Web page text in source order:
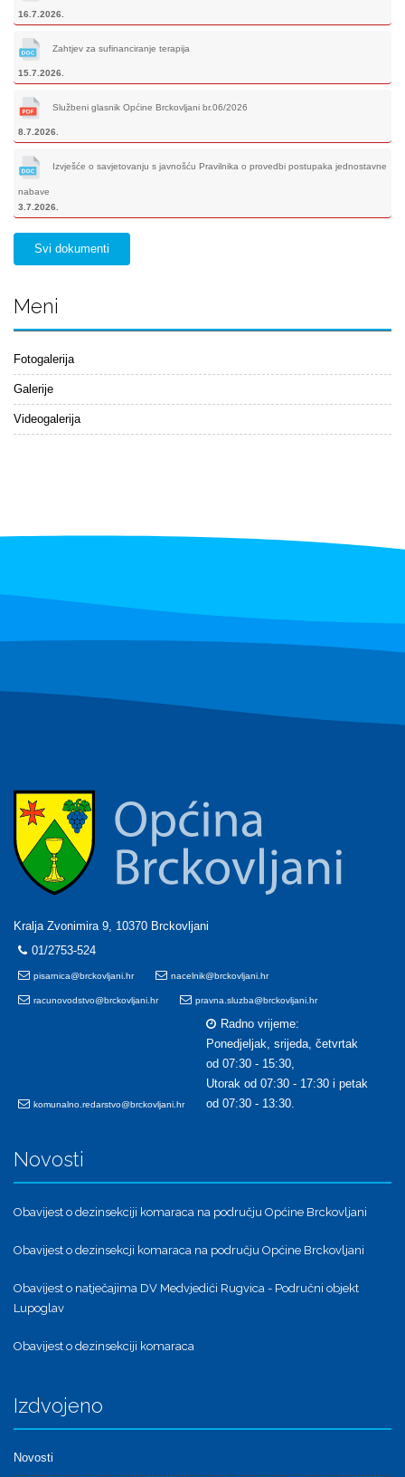
16.7.2026.
Zahtjev za sufinanciranje terapija
15.7.2026.
Službeni glasnik Općine Brckovljani br.06/2026
8.7.2026.
Izvješće o savjetovanju s javnošću Pravilnika o provedbi postupaka jednostavne
nabave
3.7.2026.
Svi dokumenti
Meni
Fotogalerija
Galerije
Videogalerija
Kralja Zvonimira 9, 10370 Brckovljani
01/2753-524
pisarnica@brckovljani.hr nacelnik@brckovljani.hr
racunovodstvo@brckovljani.hr pravna.sluzba@brckovljani.hr
komunalno.redarstvo@brckovljani.hr
Radno vrijeme:
Ponedjeljak, srijeda, četvrtak
od 07:30 - 15:30,
Utorak od 07:30 - 17:30 i petak
od 07:30 - 13:30.
Novosti
Obavijest o dezinsekciji komaraca na području Općine Brckovljani
Obavijest o dezinsekcji komaraca na području Općine Brckovljani
Obavijest o natječajima DV Medvjedići Rugvica - Područni objekt
Lupoglav
Obavijest o dezinsekciji komaraca
Izdvojeno
Novosti